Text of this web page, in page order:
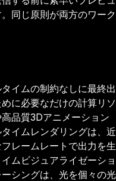
同じ原則が両方のワーク
イムの制約なしに最終出
に必要なだけの計算リソ
品質3Dアニメーション
イムレンダリングは、近
レームレートで出力を生
ムビジュアライゼーショ
シングは、光を個々の光